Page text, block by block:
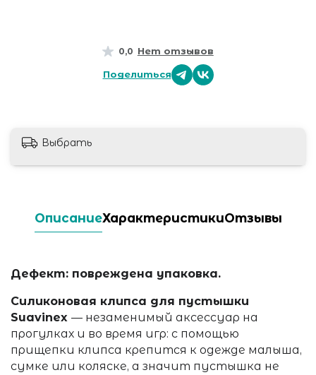
0,0 Нет отзывов
Поделиться
Выбрать
ОписаниеХарактеристикиОтзывы
Дефект: повреждена упаковка.
Силиконовая клипса для пустышки
Suavinex — незаменимый аксессуар на
прогулках и во время игр: с помощью
прищепки клипса крепится к одежде малыша,
сумке или коляске, а значит пустышка не